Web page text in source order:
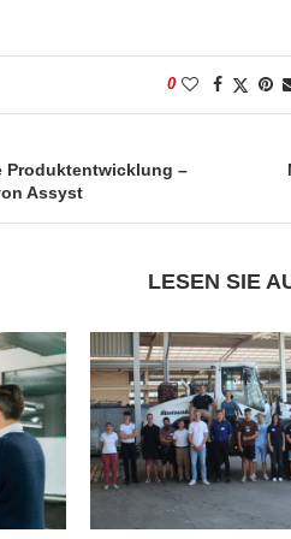
0
Produktentwicklung –
Assyst
LESEN SIE